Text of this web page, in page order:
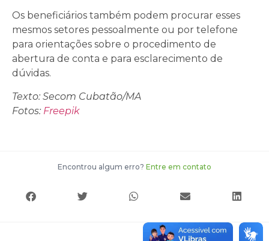
Os beneficiários também podem procurar esses
mesmos setores pessoalmente ou por telefone
para orientações sobre o procedimento de
abertura de conta e para esclarecimento de
dúvidas.
Texto: Secom Cubatão/MA
Fotos: Freepik
Encontrou algum erro? Entre em contato